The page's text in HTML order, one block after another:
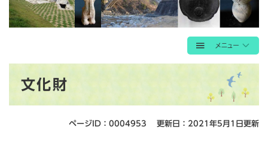
文化財
ページID：0004953 更新日：2021年5月1日更新